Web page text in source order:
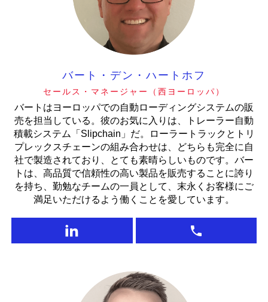
バート・デン・ハートホフ
セールス・マネージャー（西ヨーロッパ）
バートはヨーロッパでの自動ローディングシステムの販
売を担当している。彼のお気に入りは、トレーラー自動
積載システム「Slipchain」だ。ローラートラックとトリ
プレックスチェーンの組み合わせは、どちらも完全に自
社で製造されており、とても素晴らしいものです。バー
トは、高品質で信頼性の高い製品を販売することに誇り
を持ち、勤勉なチームの一員として、末永くお客様にご
満足いただけるよう働くことを愛しています。